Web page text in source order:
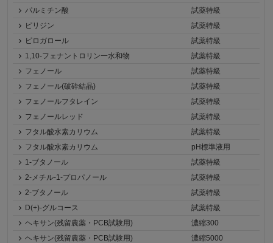
パルミチン酸
試薬特級
ピリジン
試薬特級
ピロガロール
試薬特級
1,10-フェナントロリン一水和物
試薬特級
フェノール
試薬特級
フェノール(破砕結晶)
試薬特級
フェノールフタレイン
試薬特級
フェノールレッド
試薬特級
フタル酸水素カリウム
試薬特級
フタル酸水素カリウム
pH標準液用
1-ブタノール
試薬特級
2-メチル-1-プロパノール
試薬特級
2-ブタノール
試薬特級
D(+)-グルコース
試薬特級
ヘキサン(残留農薬・PCB試験用)
濃縮300
ヘキサン(残留農薬・PCB試験用)
濃縮5000